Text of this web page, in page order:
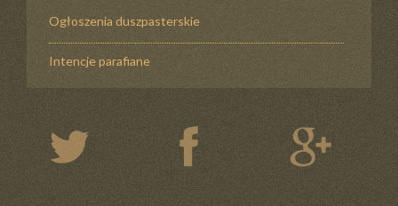
Ogłoszenia duszpasterskie
Intencje parafiane